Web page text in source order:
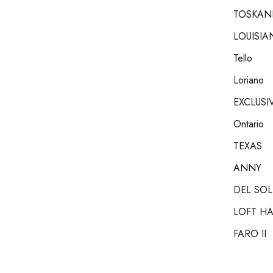
Tello
Loriano
Ontario
TEXAS
ANNY
DEL SOL
LOFT
FARO II